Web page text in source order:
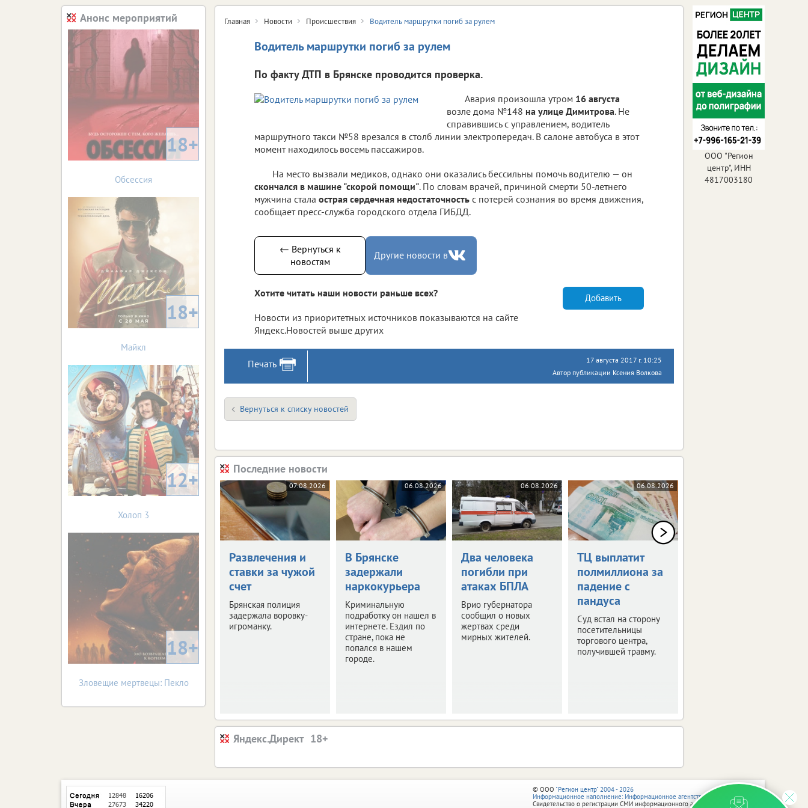
Главная Новости Происшествия Водитель маршрутки погиб за рулем
Водитель маршрутки погиб за рулем
По факту ДТП в Брянске проводится проверка.
Авария произошла утром 16 августа
возле дома №148 на улице Димитрова. Не
справившись с управлением, водитель
маршрутного такси №58 врезался в столб линии электропередач. В салоне автобуса в этот
момент находилось восемь пассажиров.
На место вызвали медиков, однако они оказались бессильны помочь водителю — он
скончался в машине "скорой помощи". По словам врачей, причиной смерти 50-летнего
мужчина стала острая сердечная недостаточность с потерей сознания во время движения,
сообщает пресс-служба городского отдела ГИБДД.
← Вернуться к
новостям
Другие новости в
Хотите читать наши новости раньше всех?
Новости из приоритетных источников показываются на сайте
Яндекс.Новостей выше других
Добавить
Печать
17 августа 2017 г. 10:25
Автор публикации Ксения Волкова
Вернуться к списку новостей
Последние новости
07.08.2026
Развлечения и
ставки за чужой
счет
Брянская полиция
задержала воровку-
игроманку.
06.08.2026
В Брянске
задержали
наркокурьера
Криминальную
подработку он нашел в
интернете. Ездил по
стране, пока не
попался в нашем
городе.
06.08.2026
Два человека
погибли при
атаках БПЛА
Врио губернатора
сообщил о новых
жертвах среди
мирных жителей.
06.08.2026
ТЦ выплатит
полмиллиона за
падение с
пандуса
Суд встал на сторону
посетительницы
торгового центра,
получившей травму.
Яндекс.Директ
Анонс мероприятий
18+
Обсессия
18+
Майкл
12+
Холоп 3
18+
Зловещие мертвецы: Пекло
ООО "Регион
центр", ИНН
4817003180
© ООО "Регион центр" 2004 - 2026
Информационное наполнение: Информационное агентство vRossii.ru
Свидетельство о регистрации СМИ информационного агентства vRossii.ru